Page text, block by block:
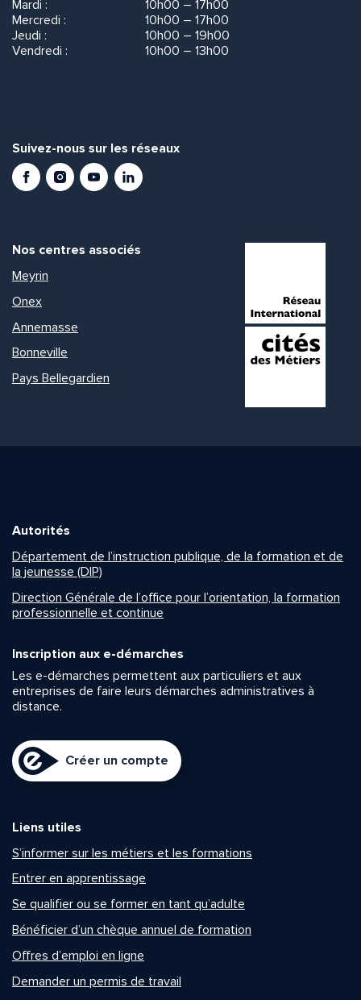
Mardi :
10h00 – 17h00
Mercredi :
10h00 – 17h00
Jeudi :
10h00 – 19h00
Vendredi :
10h00 – 13h00
Suivez-nous sur les réseaux
FacebookInstagramYoutubeLinkedIn
Nos centres associés
Meyrin
Onex
Annemasse
Bonneville
Pays Bellegardien
Autorités
Département de l’instruction publique, de la formation et de
la jeunesse (DIP)
Direction Générale de l’office pour l’orientation, la formation
professionnelle et continue
Inscription aux e-démarches
Les e-démarches permettent aux particuliers et aux
entreprises de faire leurs démarches administratives à
distance.
Créer un compte
Liens utiles
S’informer sur les métiers et les formations
Entrer en apprentissage
Se qualifier ou se former en tant qu’adulte
Bénéficier d’un chèque annuel de formation
Offres d’emploi en ligne
Demander un permis de travail